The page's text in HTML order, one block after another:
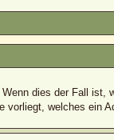
dies der Fall ist,
welches ein